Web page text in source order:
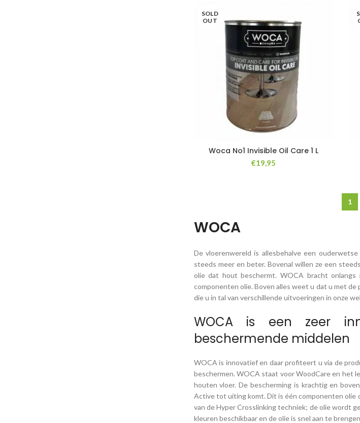
SOLD
OUT
Woca No1 Invisible Oil Care 1 L
€19,95
1
WOCA
De vloerenwereld is allesbehalve een
steeds meer en beter. Bovenal willen ze een
olie dat hout beschermt. WOCA bracht
componenten olie. Boven alles weet u dat u met
die u in tal van verschillende uitvoeringen in onze
WOCA is een zeer
beschermende middelen
WOCA is innovatief en daar profiteert u via de
beschermen. WOCA staat voor WoodCare en het
houten vloer. De bescherming is krachtig en
Active tot uiting komt. Dit is één componenten olie
van de Hyper Crosslinking techniek; de olie wordt
kleuren beschikbaar en de olie is snel aan te